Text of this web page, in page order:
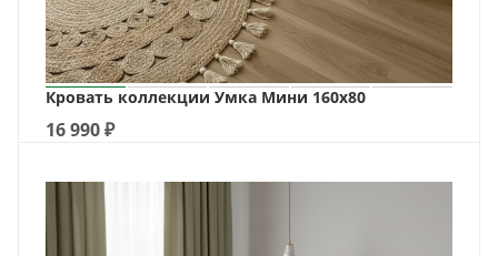
Кровать коллекции Умка Мини 160х80
16 990₽